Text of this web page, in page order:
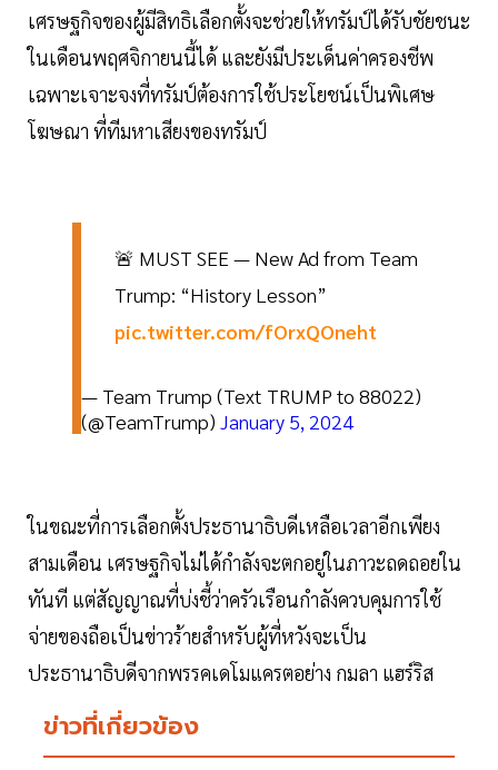
เศรษฐกิจของผู้มีสิทธิเลือกตั้งจะช่วยให้ทรัมป์ได้รับชัยชนะ
ในเดือนพฤศจิกายนนี้ได้ และยังมีประเด็นค่าครองชีพ
เฉพาะเจาะจงที่ทรัมป์ต้องการใช้ประโยชน์เป็นพิเศษ
โฆษณา ที่ทีมหาเสียงของทรัมป์
🚨 MUST SEE — New Ad from Team
Trump: “History Lesson”
pic.twitter.com/fOrxQOneht
— Team Trump (Text TRUMP to 88022)
(@TeamTrump) January 5, 2024
ในขณะที่การเลือกตั้งประธานาธิบดีเหลือเวลาอีกเพียง
สามเดือน เศรษฐกิจไม่ได้กำลังจะตกอยู่ในภาวะถดถอยใน
ทันที แต่สัญญาณที่บ่งชี้ว่าครัวเรือนกำลังควบคุมการใช้
จ่ายของถือเป็นข่าวร้ายสำหรับผู้ที่หวังจะเป็น
ประธานาธิบดีจากพรรคเดโมแครตอย่าง กมลา แฮร์ริส
ข่าวที่เกี่ยวข้อง